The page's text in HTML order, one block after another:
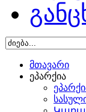
მთავარი
ეპარქია